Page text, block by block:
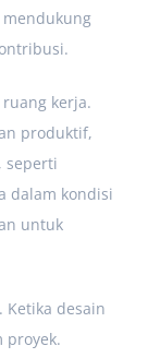
kerja.
produktif,
seperti
dalam kondisi
untuk
Ketika desain
proyek.